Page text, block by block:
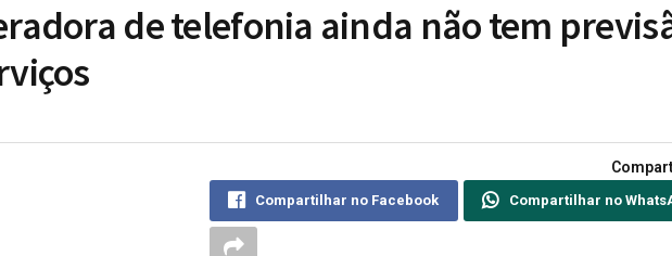
de telefonia ainda não tem
Compartilhar no Facebook Compartilhar no